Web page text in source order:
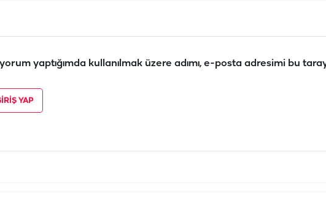
yaptığımda kullanılmak üzere adımı, e-posta adresimi bu
YAP